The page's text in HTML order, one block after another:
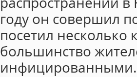
году он совершил
посетил несколько
большинство
инфицированными.